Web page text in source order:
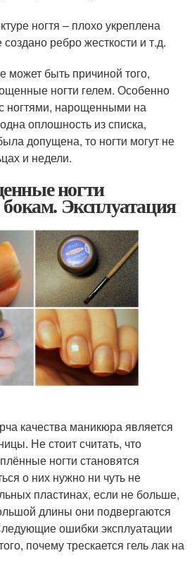
ногтя – плохо укреплена
ребро жесткости и т.д.
может быть причиной того,
ногти гелем. Особенно
ногтями, нарощенными на
оплошность из списка,
допущена, то ногти могут не
и недели.
ногти
Эксплуатация
качества маникюра является
Не стоит считать, что
ногти становятся
о них нужно ни чуть не
пластинах, если не больше,
длины они подвергаются
ошибки эксплуатации
почему трескается гель лак на